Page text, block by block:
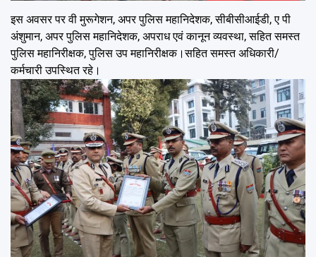
इस अवसर पर वी मुरूगेशन, अपर पुलिस महानिदेशक, सीबीसीआईडी, ए पी
अंशुमान, अपर पुलिस महानिदेशक, अपराध एवं कानून व्यवस्था, सहित समस्त
पुलिस महानिरीक्षक, पुलिस उप महानिरीक्षक।सहित समस्त अधिकारी/
कर्मचारी उपस्थित रहे।